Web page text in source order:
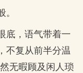
底，语气带着一
不复从前半分温
无暇顾及闲人琐